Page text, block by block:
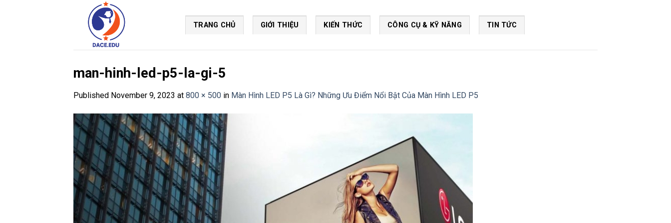
TRANG CHỦ GIỚI THIỆU KIẾN THỨC CÔNG CỤ & KỸ NĂNG TIN TỨC
man-hinh-led-p5-la-gi-5
Published November 9, 2023 at 800 × 500 in Màn Hình LED P5 Là Gì? Những Ưu Điểm Nổi Bật Của Màn Hình LED P5